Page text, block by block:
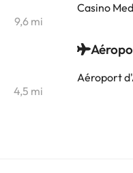
9,6 mi
4,5 mi
Casino
Aéroport